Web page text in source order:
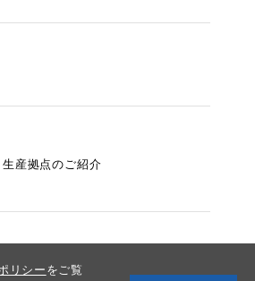
リシー をご覧
生産拠点のご紹介